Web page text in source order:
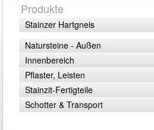
Produkte
Stainzer Hartgneis
Natursteine - Außen
Innenbereich
Pflaster, Leisten
Stainzit-Fertigteile
Schotter & Transport